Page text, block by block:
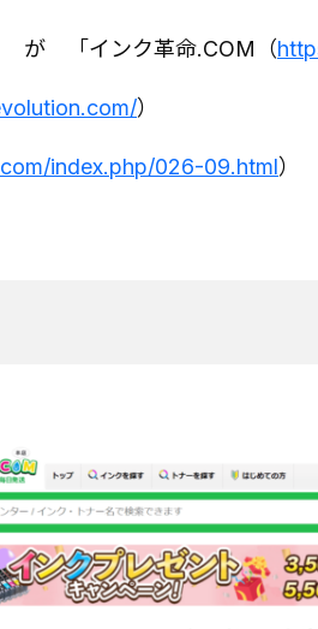
が 「インク革命.COM（
）
index.php/026-09.html）